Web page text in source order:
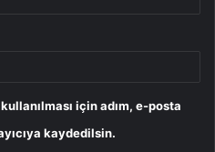
için adım, e-posta
kaydedilsin.